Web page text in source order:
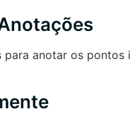
anotar os